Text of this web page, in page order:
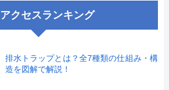
アクセスランキング
排水トラップとは？全7種類の仕組み・構
造を図解で解説！